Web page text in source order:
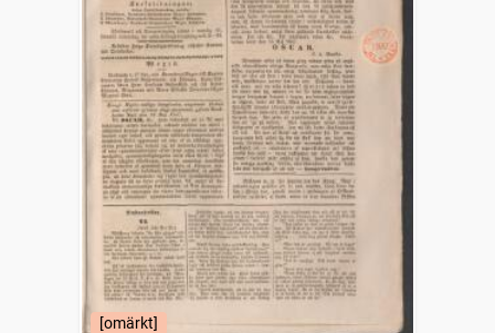
[omärkt]